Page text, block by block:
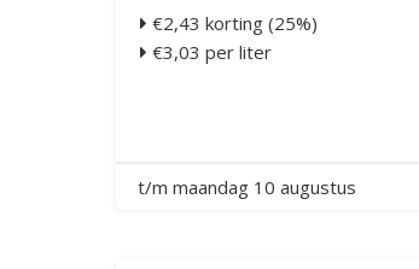
€2,43 korting (25%)
€3,03 per liter
t/m maandag 10 augustus